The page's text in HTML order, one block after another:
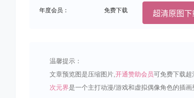
年度会员： 免费下载 超清原图下
温馨提示：
文章预览图是压缩图片,开通赞助会员可免费下载超
次元界是一个主打动漫/游戏和虚拟偶像角色的插画